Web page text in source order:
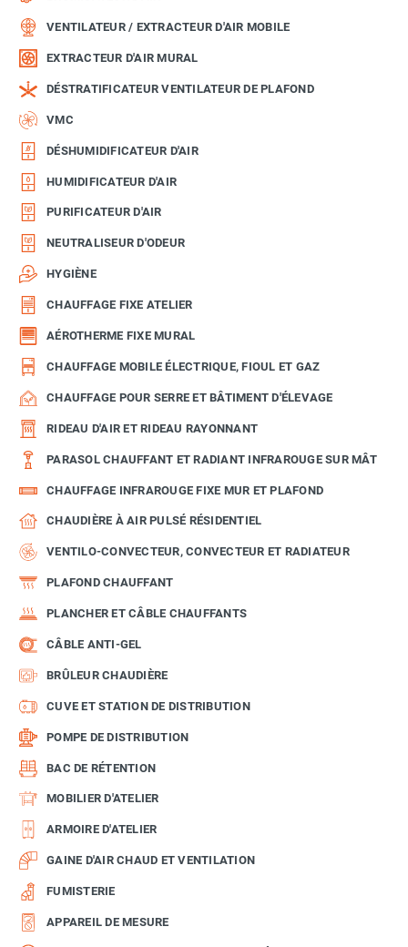
VENTILATEUR / EXTRACTEUR D'AIR MOBILE
EXTRACTEUR D'AIR MURAL
DÉSTRATIFICATEUR VENTILATEUR DE PLAFOND
VMC
DÉSHUMIDIFICATEUR D'AIR
HUMIDIFICATEUR D'AIR
PURIFICATEUR D'AIR
NEUTRALISEUR D'ODEUR
HYGIÈNE
CHAUFFAGE FIXE ATELIER
AÉROTHERME FIXE MURAL
CHAUFFAGE MOBILE ÉLECTRIQUE, FIOUL ET GAZ
CHAUFFAGE POUR SERRE ET BÂTIMENT D'ÉLEVAGE
RIDEAU D'AIR ET RIDEAU RAYONNANT
PARASOL CHAUFFANT ET RADIANT INFRAROUGE SUR MÂT
CHAUFFAGE INFRAROUGE FIXE MUR ET PLAFOND
CHAUDIÈRE À AIR PULSÉ RÉSIDENTIEL
VENTILO-CONVECTEUR, CONVECTEUR ET RADIATEUR
PLAFOND CHAUFFANT
PLANCHER ET CÂBLE CHAUFFANTS
CÂBLE ANTI-GEL
BRÛLEUR CHAUDIÈRE
CUVE ET STATION DE DISTRIBUTION
POMPE DE DISTRIBUTION
BAC DE RÉTENTION
MOBILIER D'ATELIER
ARMOIRE D'ATELIER
GAINE D'AIR CHAUD ET VENTILATION
FUMISTERIE
APPAREIL DE MESURE